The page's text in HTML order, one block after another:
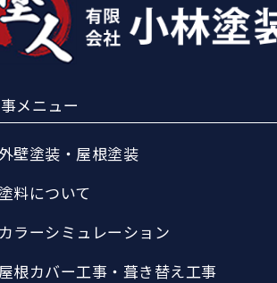
メニュー
壁塗装・屋根塗装
塗料について
カラーシミュレーション
屋根カバー工事・葺き替え工事